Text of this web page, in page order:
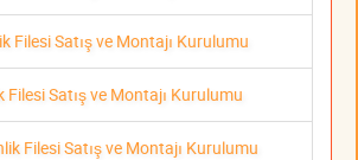
Filesi Satış ve Montajı Kurulumu
Filesi Satış ve Montajı Kurulumu
Filesi Satış ve Montajı Kurulumu